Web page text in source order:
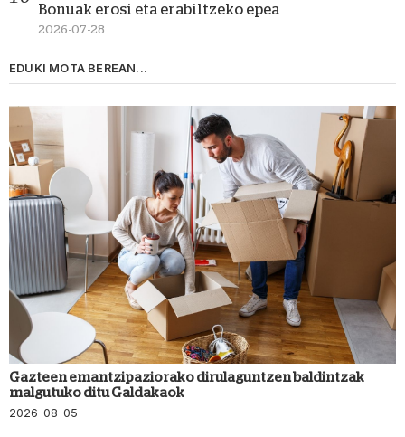
Bonuak erosi eta erabiltzeko epea
2026-07-28
EDUKI MOTA BEREAN...
Gazteen emantzipaziorako dirulaguntzen baldintzak
malgutuko ditu Galdakaok
2026-08-05